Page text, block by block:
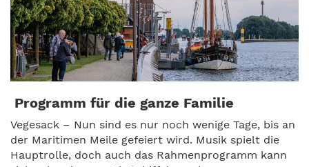
Programm für die ganze Familie
Vegesack – Nun sind es nur noch wenige Tage, bis an
der Maritimen Meile gefeiert wird. Musik spielt die
Hauptrolle, doch auch das Rahmenprogramm kann